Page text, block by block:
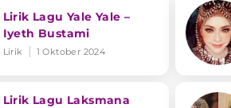
Lirik Lagu Yale Yale –
Iyeth Bustami
Lirik 1 Oktober 2024
Lirik Lagu Laksmana